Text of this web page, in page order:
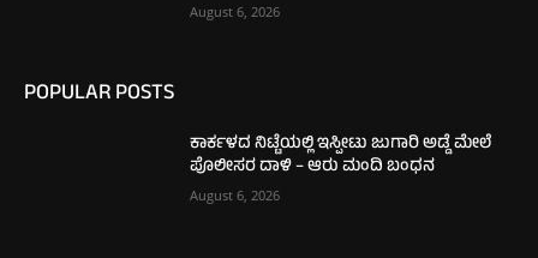
August 6, 2026
POPULAR POSTS
ಕಾರ್ಕಳದ ನಿಟ್ಟೆಯಲ್ಲಿ ಇಸ್ಪೀಟು ಜುಗಾರಿ ಅಡ್ಡೆ ಮೇಲೆ
ಪೊಲೀಸರ ದಾಳಿ – ಆರು ಮಂದಿ ಬಂಧನ
August 6, 2026